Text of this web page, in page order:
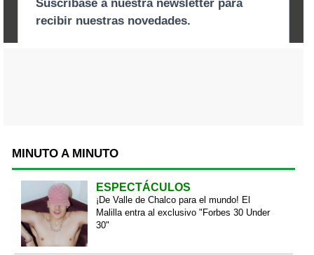
MINUTO A MINUTO
ESPECTÁCULOS
¡De Valle de Chalco para el mundo! El
Malilla entra al exclusivo "Forbes 30 Under
30"